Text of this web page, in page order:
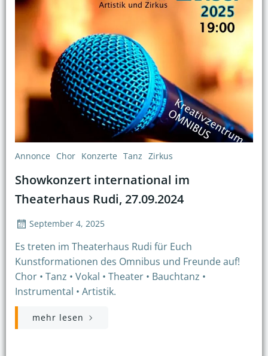
Annonce Chor Konzerte Tanz Zirkus
Showkonzert international im
Theaterhaus Rudi, 27.09.2024
September 4, 2025
Es treten im Theaterhaus Rudi für Euch
Kunstformationen des Omnibus und Freunde auf!
Chor • Tanz • Vokal • Theater • Bauchtanz •
Instrumental • Artistik.
mehr lesen